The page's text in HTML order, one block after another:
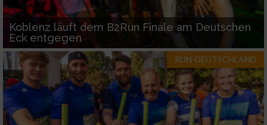
Koblenz läuft dem B2Run Finale am Deutschen
Eck entgegen
RUN-DEUTSCHLAND